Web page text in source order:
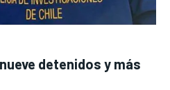
detenidos y más